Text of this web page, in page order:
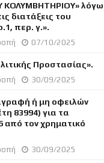
λόγω
διατάξεις του
περ. γ.».
07/10/2025
Προστασίας».
30/09/2025
ή μη οφειλών
83994) για τα
από τον χρηματικό
30/09/2025